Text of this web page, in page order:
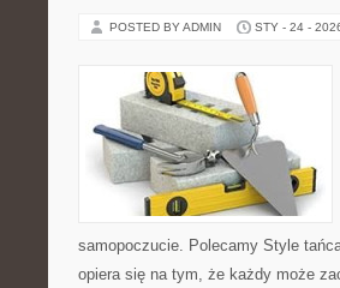
POSTED BY ADMIN STY - 24 -
samopoczucie. Polecamy Style
opiera się na tym, że każdy może